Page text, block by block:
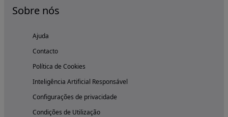
Sobre nós
Ajuda
Contacto
Política de Cookies
Inteligência Artificial Responsável
Configurações de privacidade
Condições de Utilização